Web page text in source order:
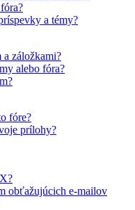
a témy?
záložkami?
alebo fóra?
fóre?
prílohy?
obťažujúcich e-mailov